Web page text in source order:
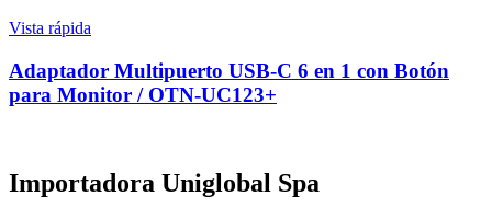
Vista rápida
Adaptador Multipuerto USB-C 6 en 1 con Botón
para Monitor / OTN-UC123+
Importadora Uniglobal Spa